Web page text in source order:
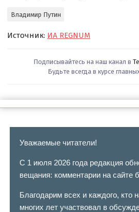
Владимир Путин
Источник: ИА REGNUM
Подписывайтесь на наш канал в
Будьте всегда в курсе
Уважаемые читатели!
С 1 июля 2026 года редакция
вещания: комментарии на сайте
Благодарим всех и каждого, кто
многих лет участвовал в